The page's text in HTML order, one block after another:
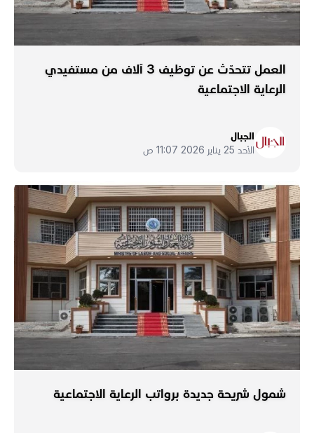
العمل تتحدّث عن توظيف 3 آلاف من مستفيدي
الرعاية الاجتماعية
الجبال
الأحد 25 يناير 2026 11:07 ص
شمول شريحة جديدة برواتب الرعاية الاجتماعية